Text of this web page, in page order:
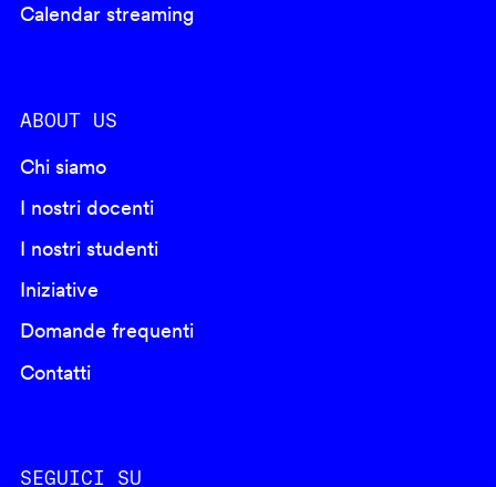
Calendar streaming
ABOUT US
Chi siamo
I nostri docenti
I nostri studenti
Iniziative
Domande frequenti
Contatti
SEGUICI SU